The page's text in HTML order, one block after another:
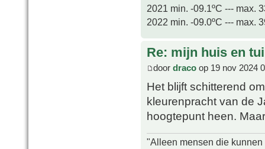
2021 min. -09.1ºC --- max.
2022 min. -09.0ºC --- max.
Re: mijn huis en
door draco op 19 nov 2024
Het blijft schitterend
kleurenpracht van de
hoogtepunt heen.
"Alleen mensen die